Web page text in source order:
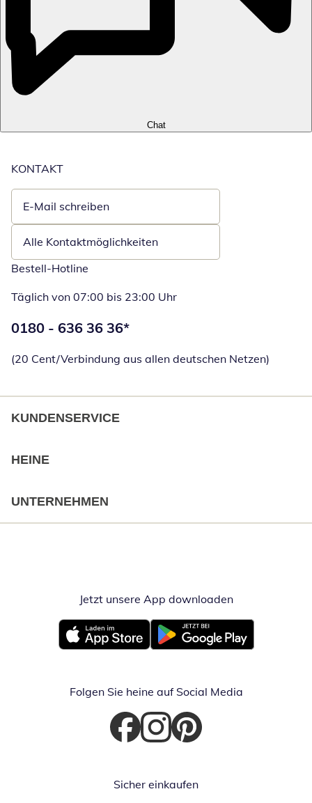
Chat
KONTAKT
E-Mail schreiben
Öffnet E-Mail-Client
Alle Kontaktmöglichkeiten
Bestell-Hotline
Täglich von 07:00 bis 23:00 Uhr
Telefonnummer:
0180 - 636 36 36*
(20 Cent/Verbindung aus allen deutschen Netzen)
KUNDENSERVICE
HEINE
UNTERNEHMEN
Jetzt unsere App downloadenÖffnet in
Öffnet in neuem FensterÖffnet in neuem Fenster
Folgen Sie heine auf Social Media
Öffnet in neuem Fenster
Öffnet in neuem Fenster
Öffnet in neuem Fenster
Sicher einkaufen